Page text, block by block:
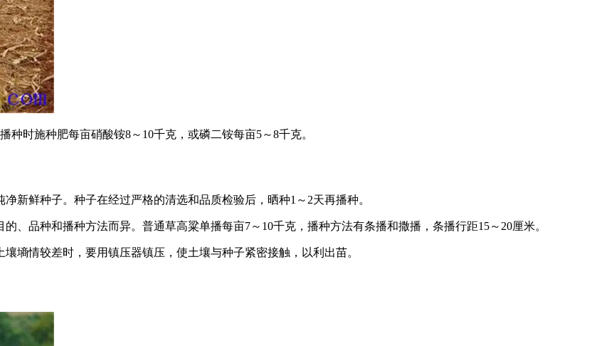
时施种肥每亩硝酸铵8～10千克，或磷二铵每亩5～8千克。
新鲜种子。种子在经过严格的清选和品质检验后，晒种1～2天再播种。
、品种和播种方法而异。普通草高粱单播每亩7～10千克，播种方法有条播和撒播，条播行距15～20厘米。
墒情较差时，要用镇压器镇压，使土壤与种子紧密接触，以利出苗。